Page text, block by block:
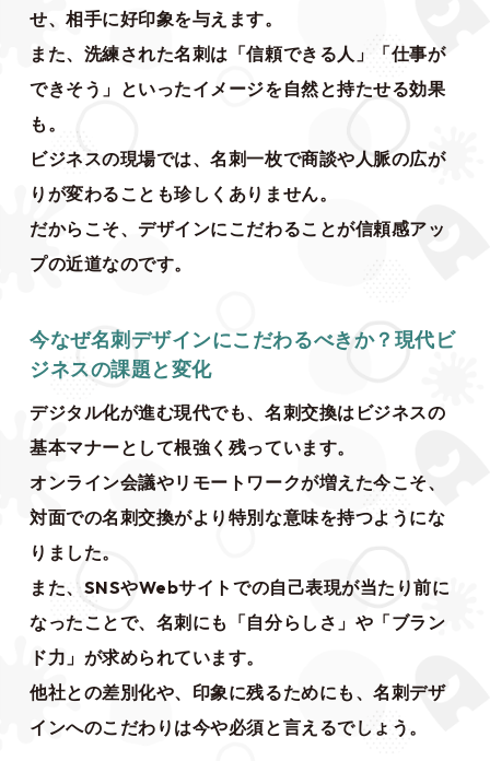
せ、相手に好印象を与えます。
また、洗練された名刺は「信頼できる人」「仕事が
できそう」といったイメージを自然と持たせる効果
も。
ビジネスの現場では、名刺一枚で商談や人脈の広が
りが変わることも珍しくありません。
だからこそ、デザインにこだわることが信頼感アッ
プの近道なのです。
今なぜ名刺デザインにこだわるべきか？現代ビ
ジネスの課題と変化
デジタル化が進む現代でも、名刺交換はビジネスの
基本マナーとして根強く残っています。
オンライン会議やリモートワークが増えた今こそ、
対面での名刺交換がより特別な意味を持つようにな
りました。
また、SNSやWebサイトでの自己表現が当たり前に
なったことで、名刺にも「自分らしさ」や「ブラン
ド力」が求められています。
他社との差別化や、印象に残るためにも、名刺デザ
インへのこだわりは今や必須と言えるでしょう。